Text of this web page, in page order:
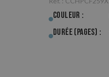
Couleur :
Durée (pages) :